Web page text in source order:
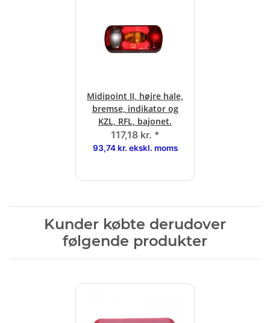
Midipoint II, højre hale,
bremse, indikator og
KZL, RFL, bajonet.
117,18 kr. *
93,74 kr. ekskl. moms
Kunder købte derudover
følgende produkter